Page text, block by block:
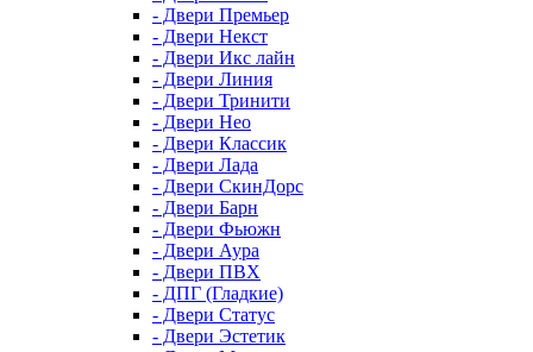
- Двери Премьер
- Двери Некст
- Двери Икс лайн
- Двери Линия
- Двери Тринити
- Двери Нео
- Двери Классик
- Двери Лада
- Двери СкинДорс
- Двери Барн
- Двери Фьюжн
- Двери Аура
- Двери ПВХ
- ДПГ (Гладкие)
- Двери Статус
- Двери Эстетик